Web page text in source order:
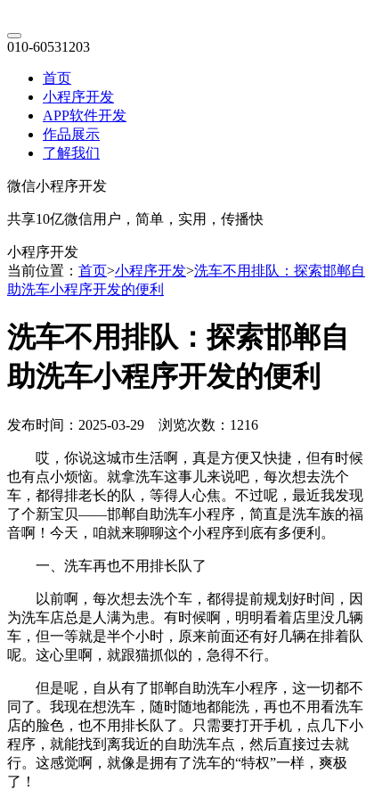
010-60531203
首页
小程序开发
APP软件开发
作品展示
了解我们
微信小程序开发
共享10亿微信用户，简单，实用，传播快
小程序开发
当前位置： 首页>小程序开发>洗车不用排队：探索邯郸自
助洗车小程序开发的便利
洗车不用排队：探索邯郸自
助洗车小程序开发的便利
发布时间：2025-03-29 浏览次数：1216
哎，你说这城市生活啊，真是方便又快捷，但有时候
也有点小烦恼。就拿洗车这事儿来说吧，每次想去洗个
车，都得排老长的队，等得人心焦。不过呢，最近我发现
了个新宝贝——邯郸自助洗车小程序，简直是洗车族的福
音啊！今天，咱就来聊聊这个小程序到底有多便利。
一、洗车再也不用排长队了
以前啊，每次想去洗个车，都得提前规划好时间，因
为洗车店总是人满为患。有时候啊，明明看着店里没几辆
车，但一等就是半个小时，原来前面还有好几辆在排着队
呢。这心里啊，就跟猫抓似的，急得不行。
但是呢，自从有了邯郸自助洗车小程序，这一切都不
同了。我现在想洗车，随时随地都能洗，再也不用看洗车
店的脸色，也不用排长队了。只需要打开手机，点几下小
程序，就能找到离我近的自助洗车点，然后直接过去就
行。这感觉啊，就像是拥有了洗车的“特权”一样，爽极
了！